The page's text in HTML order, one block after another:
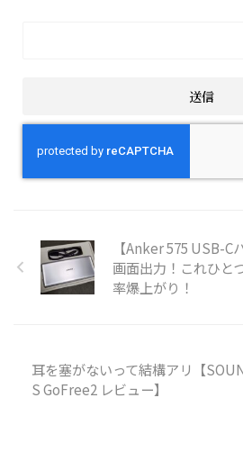
【Anker 575 USB-C
画面出力！これひと
率爆上がり！
耳を塞がないって結構アリ【
S GoFree2 レビュー】